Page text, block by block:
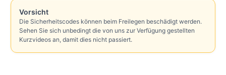
Vorsicht
Die Sicherheitscodes können beim Freilegen beschädigt werden.
Sehen Sie sich unbedingt die von uns zur Verfügung gestellten
Kurzvideos an, damit dies nicht passiert.